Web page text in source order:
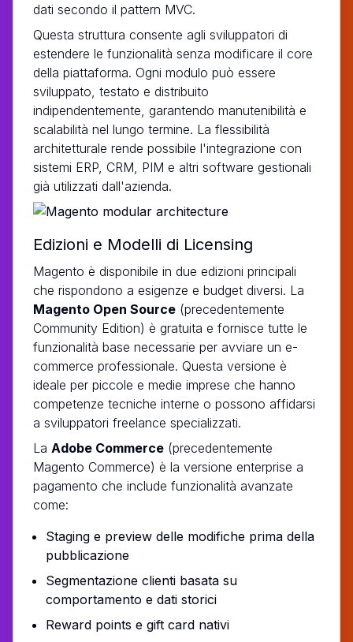
dati secondo il pattern MVC.
Questa struttura consente agli sviluppatori di
estendere le funzionalità senza modificare il core
della piattaforma. Ogni modulo può essere
sviluppato, testato e distribuito
indipendentemente, garantendo manutenibilità e
scalabilità nel lungo termine. La flessibilità
architetturale rende possibile l'integrazione con
sistemi ERP, CRM, PIM e altri software gestionali
già utilizzati dall'azienda.
Edizioni e Modelli di Licensing
Magento è disponibile in due edizioni principali
che rispondono a esigenze e budget diversi. La
Magento Open Source (precedentemente
Community Edition) è gratuita e fornisce tutte le
funzionalità base necessarie per avviare un e-
commerce professionale. Questa versione è
ideale per piccole e medie imprese che hanno
competenze tecniche interne o possono affidarsi
a sviluppatori freelance specializzati.
La Adobe Commerce (precedentemente
Magento Commerce) è la versione enterprise a
pagamento che include funzionalità avanzate
come:
Staging e preview delle modifiche prima della
pubblicazione
Segmentazione clienti basata su
comportamento e dati storici
Reward points e gift card nativi